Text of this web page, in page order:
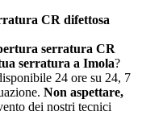
CR difettosa
serratura CR
serratura a Imola?
24 ore su 24, 7
Non aspettare,
dei nostri tecnici